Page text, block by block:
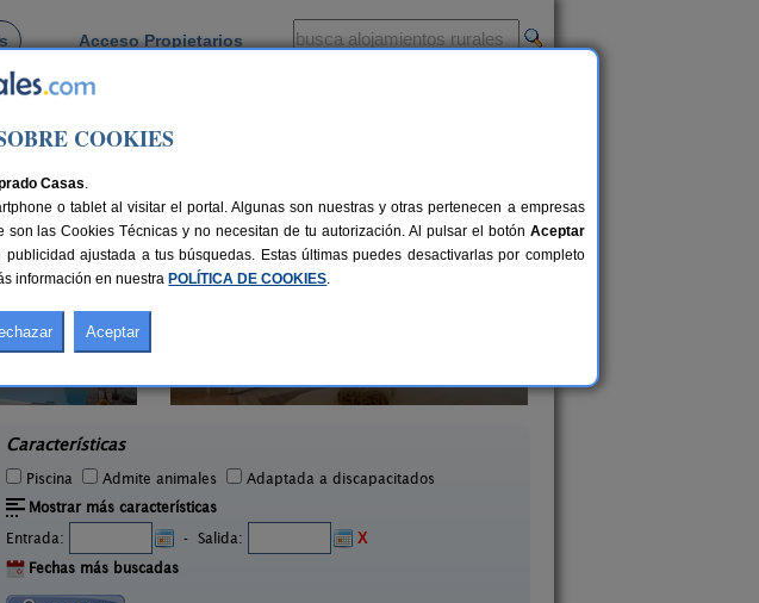
Acceso Propietarios
Características
Piscina Admite animales
Adaptada a discapacitados
Mostrar más características
Entrada:
- Salida:
X
Fechas más buscadas
COOKIES
Casas.
o tablet al visitar el portal. Algunas son nuestras y otras pertenecen a empresas
las Cookies Técnicas y no necesitan de tu autorización. Al pulsar el botón Aceptar
ajustada a tus búsquedas. Estas últimas puedes desactivarlas por completo
información en nuestra POLÍTICA DE COOKIES.